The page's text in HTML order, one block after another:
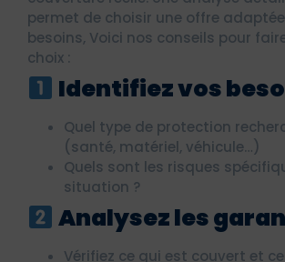
permet de choisir une offre
besoins, Voici nos conseils pour
choix :
Identifiez vos
Quel type de protection
(santé, matériel, véhicule…)
Quels sont les risques
situation ?
Analysez les
Vérifiez ce qui est couvert et